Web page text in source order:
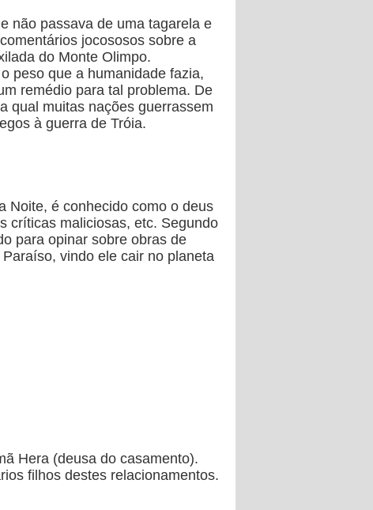
não passava de uma tagarela e
jocososos sobre a
do Monte Olimpo.
peso que a humanidade fazia,
remédio para tal problema. De
qual muitas nações guerrassem
à guerra de Tróia.
Noite, é conhecido como o deus
críticas maliciosas, etc. Segundo
para opinar sobre obras de
vindo ele cair no planeta
Hera (deusa do casamento).
filhos destes relacionamentos.